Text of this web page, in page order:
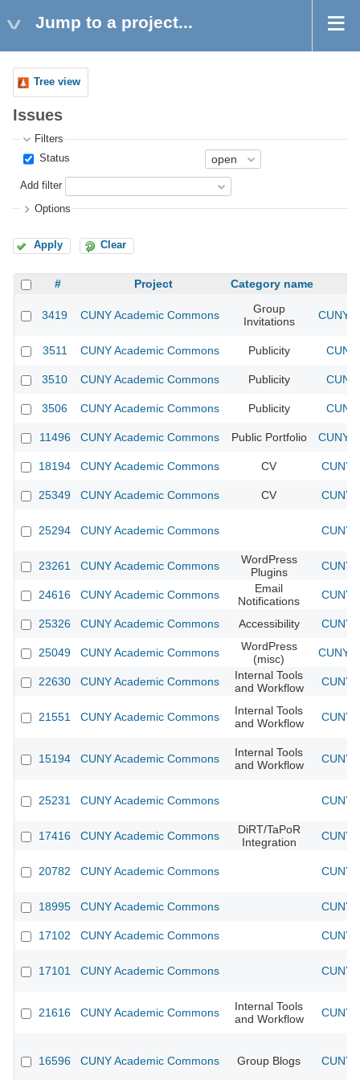
Jump to a project...
Tree view
Issues
Filters
Status
Add filter
Options
Apply Clear
# Project Category name
3419 CUNY Academic Commons
Group
Invitations
CUNY
3511 CUNY Academic Commons Publicity
3510 CUNY Academic Commons Publicity
3506 CUNY Academic Commons Publicity
11496 CUNY Academic Commons Public Portfolio CUNY
18194 CUNY Academic Commons CV CUNY
25349 CUNY Academic Commons CV CUNY
25294 CUNY Academic Commons CUNY
23261 CUNY Academic Commons
WordPress
Plugins
CUNY
24616 CUNY Academic Commons
Email
Notifications
CUNY
25326 CUNY Academic Commons Accessibility CUNY
25049 CUNY Academic Commons
WordPress
(misc)
CUNY
22630 CUNY Academic Commons
Internal Tools
and Workflow
CUNY
21551 CUNY Academic Commons
Internal Tools
and Workflow
CUNY
15194 CUNY Academic Commons
Internal Tools
and Workflow
CUNY
25231 CUNY Academic Commons CUNY
17416 CUNY Academic Commons
DiRT/TaPoR
Integration
CUNY
20782 CUNY Academic Commons CUNY
18995 CUNY Academic Commons CUNY
17102 CUNY Academic Commons CUNY
17101 CUNY Academic Commons CUNY
21616 CUNY Academic Commons
Internal Tools
and Workflow
CUNY
16596 CUNY Academic Commons Group Blogs CUNY